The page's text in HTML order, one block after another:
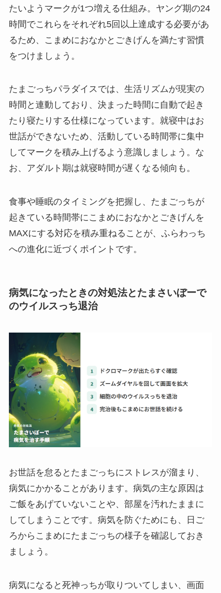
たいようマークが1つ増える仕組み。ヤング期の24
時間でこれらをそれぞれ5回以上達成する必要があ
るため、こまめにおなかとごきげんを満たす習慣
をつけましょう。
たまごっちパラダイスでは、生活リズムが現実の
時間と連動しており、決まった時間に自動で起き
たり寝たりする仕様になっています。就寝中はお
世話ができないため、活動している時間帯に集中
してマークを積み上げるよう意識しましょう。な
お、アダルト期は就寝時間が遅くなる傾向も。
食事や睡眠のタイミングを把握し、たまごっちが
起きている時間帯にこまめにおなかとごきげんを
MAXにする対応を積み重ねることが、ふらわっち
への進化に近づくポイントです。
病気になったときの対処法とたまさいぼーで
のウイルスっち退治
お世話を怠るとたまごっちにストレスが溜まり、
病気にかかることがあります。病気の主な原因は
ご飯をあげていないことや、部屋を汚れたままに
してしまうことです。病気を防ぐためにも、日ご
ろからこまめにたまごっちの様子を確認しておき
ましょう。
病気になると死神っちが取りついてしまい、画面